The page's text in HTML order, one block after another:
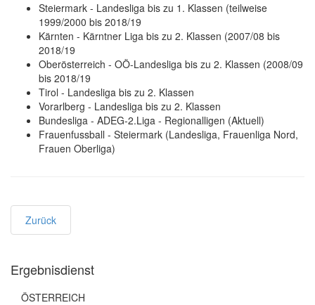
Steiermark - Landesliga bis zu 1. Klassen (teilweise
1999/2000 bis 2018/19
Kärnten - Kärntner Liga bis zu 2. Klassen (2007/08 bis
2018/19
Oberösterreich - OÖ-Landesliga bis zu 2. Klassen (2008/09
bis 2018/19
Tirol - Landesliga bis zu 2. Klassen
Vorarlberg - Landesliga bis zu 2. Klassen
Bundesliga - ADEG-2.Liga - Regionalligen (Aktuell)
Frauenfussball - Steiermark (Landesliga, Frauenliga Nord,
Frauen Oberliga)
Zurück
Ergebnisdienst
ÖSTERREICH